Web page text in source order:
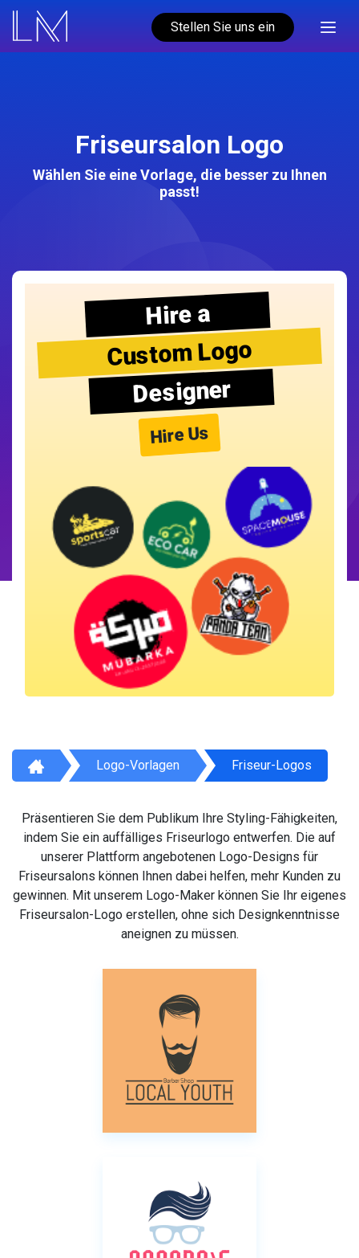
Stellen Sie uns ein
Friseursalon Logo
Wählen Sie eine Vorlage, die besser zu Ihnen
passt!
Hire a
Custom Logo
Designer
Hire Us
Logo-Vorlagen Friseur-Logos
Präsentieren Sie dem Publikum Ihre Styling-Fähigkeiten,
indem Sie ein auffälliges Friseurlogo entwerfen. Die auf
unserer Plattform angebotenen Logo-Designs für
Friseursalons können Ihnen dabei helfen, mehr Kunden zu
gewinnen. Mit unserem Logo-Maker können Sie Ihr eigenes
Friseursalon-Logo erstellen, ohne sich Designkenntnisse
aneignen zu müssen.